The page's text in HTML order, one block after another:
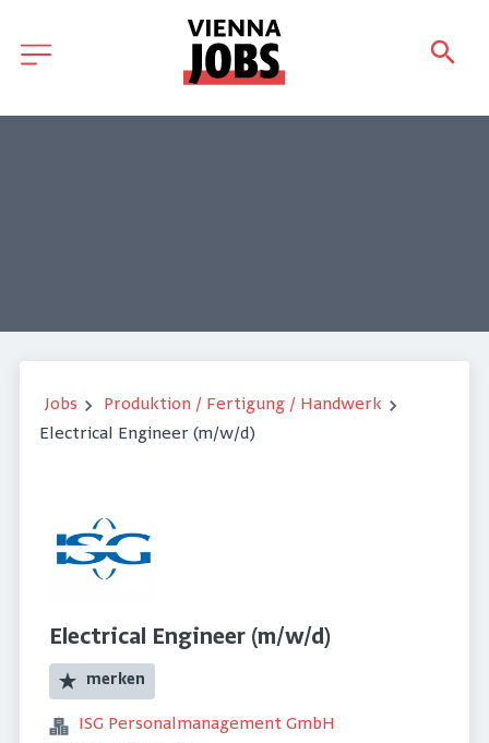
Jobs
Produktion / Fertigung / Handwerk
Electrical Engineer (m/w/d)
Electrical Engineer (m/w/d)
merken
ISG Personalmanagement GmbH